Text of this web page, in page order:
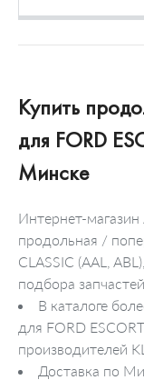
Купить
для FORD
Минске
Интернет-магазин
продольная /
CLASSIC (AAL,
подбора запчастей.
В каталоге
для FORD
производителей
Доставка по